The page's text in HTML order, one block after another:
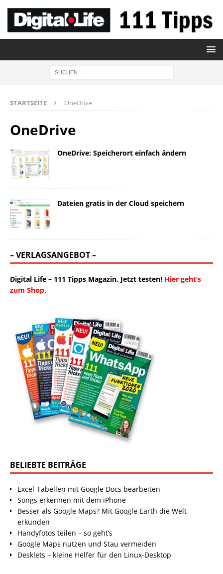
STARTSEITE OneDrive
OneDrive
OneDrive: Speicherort einfach ändern
Dateien gratis in der Cloud speichern
– VERLAGSANGEBOT –
Digital Life – 111 Tipps Magazin. Jetzt testen! Hier geht’s
zum Shop.
BELIEBTE BEITRÄGE
Excel-Tabellen mit Google Docs bearbeiten
Songs erkennen mit dem iPhone
Besser als Google Maps? Mit Google Earth die Welt
erkunden
Handyfotos teilen – so geht’s
Google Maps nutzen und Stau vermeiden
Desklets – kleine Helfer für den Linux-Desktop